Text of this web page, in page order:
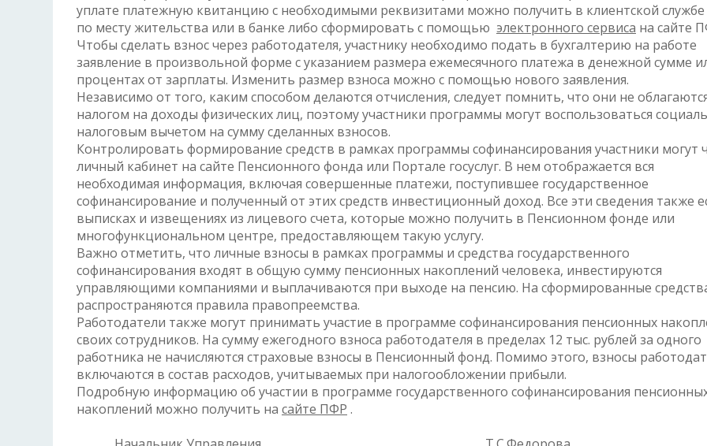
уплате платежную квитанцию с необходимыми реквизитами можно получить в клиентской
по месту жительства или в банке либо сформировать с помощью электронного сервиса на сайте
Чтобы сделать взнос через работодателя, участнику необходимо подать в бухгалтерию на работе
заявление в произвольной форме с указанием размера ежемесячного платежа в денежной сумме
процентах от зарплаты. Изменить размер взноса можно с помощью нового заявления.
Независимо от того, каким способом делаются отчисления, следует помнить, что они не
налогом на доходы физических лиц, поэтому участники программы могут воспользоваться
налоговым вычетом на сумму сделанных взносов.
Контролировать формирование средств в рамках программы софинансирования участники могут
личный кабинет на сайте Пенсионного фонда или Портале госуслуг. В нем отображается вся
необходимая информация, включая совершенные платежи, поступившее государственное
софинансирование и полученный от этих средств инвестиционный доход. Все эти сведения также
выписках и извещениях из лицевого счета, которые можно получить в Пенсионном фонде или
многофункциональном центре, предоставляющем такую услугу.
Важно отметить, что личные взносы в рамках программы и средства государственного
софинансирования входят в общую сумму пенсионных накоплений человека, инвестируются
управляющими компаниями и выплачиваются при выходе на пенсию. На сформированные
распространяются правила правопреемства.
Работодатели также могут принимать участие в программе софинансирования пенсионных
своих сотрудников. На сумму ежегодного взноса работодателя в пределах 12 тыс. рублей за одного
работника не начисляются страховые взносы в Пенсионный фонд. Помимо этого, взносы
включаются в состав расходов, учитываемых при налогообложении прибыли.
Подробную информацию об участии в программе государственного софинансирования
накоплений можно получить на сайте ПФР .